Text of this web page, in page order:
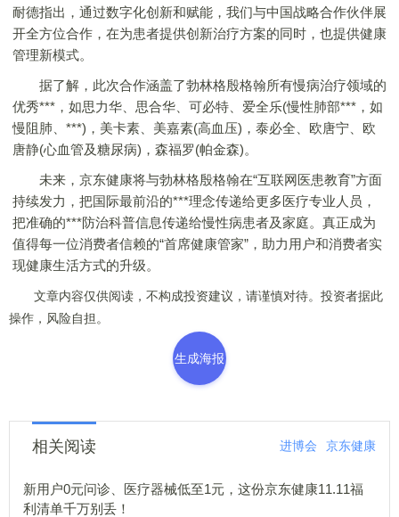
耐德指出，通过数字化创新和赋能，我们与中国战略合作伙伴展
开全方位合作，在为患者提供创新治疗方案的同时，也提供健康
管理新模式。
据了解，此次合作涵盖了勃林格殷格翰所有慢病治疗领域的
优秀***，如思力华、思合华、可必特、爱全乐(慢性肺部***，如
慢阻肺、***)，美卡素、美嘉素(高血压)，泰必全、欧唐宁、欧
唐静(心血管及糖尿病)，森福罗(帕金森)。
未来，京东健康将与勃林格殷格翰在“互联网医患教育”方面
持续发力，把国际最前沿的***理念传递给更多医疗专业人员，
把准确的***防治科普信息传递给慢性病患者及家庭。真正成为
值得每一位消费者信赖的“首席健康管家”，助力用户和消费者实
现健康生活方式的升级。
文章内容仅供阅读，不构成投资建议，请谨慎对待。投资者据此
操作，风险自担。
生成海报
相关阅读 进博会 京东健康
新用户0元问诊、医疗器械低至1元，这份京东健康11.11福
利清单千万别丢！